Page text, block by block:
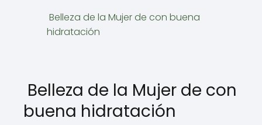
Belleza de la Mujer de con buena
hidratación
Belleza de la Mujer de con
buena hidratación